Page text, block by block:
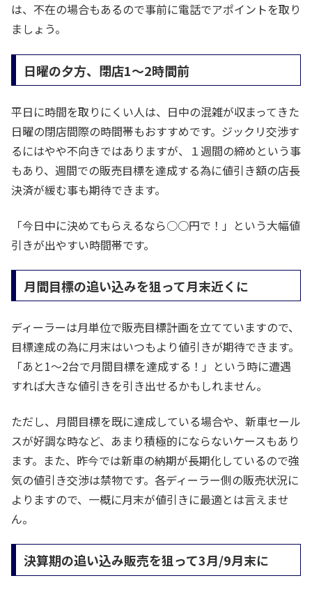
は、不在の場合もあるので事前に電話でアポイントを取り
ましょう。
日曜の夕方、閉店1～2時間前
平日に時間を取りにくい人は、日中の混雑が収まってきた
日曜の閉店間際の時間帯もおすすめです。ジックリ交渉す
るにはやや不向きではありますが、１週間の締めという事
もあり、週間での販売目標を達成する為に値引き額の店長
決済が緩む事も期待できます。
「今日中に決めてもらえるなら○○円で！」という大幅値
引きが出やすい時間帯です。
月間目標の追い込みを狙って月末近くに
ディーラーは月単位で販売目標計画を立てていますので、
目標達成の為に月末はいつもより値引きが期待できます。
「あと1～2台で月間目標を達成する！」という時に遭遇
すれば大きな値引きを引き出せるかもしれません。
ただし、月間目標を既に達成している場合や、新車セール
スが好調な時など、あまり積極的にならないケースもあり
ます。また、昨今では新車の納期が長期化しているので強
気の値引き交渉は禁物です。各ディーラー側の販売状況に
よりますので、一概に月末が値引きに最適とは言えませ
ん。
決算期の追い込み販売を狙って3月/9月末に